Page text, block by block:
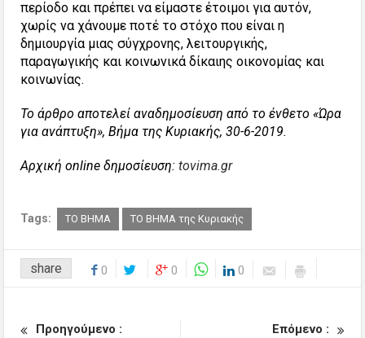
περίοδο και πρέπει να είμαστε έτοιμοι για αυτόν,
χωρίς να χάνουμε ποτέ το στόχο που είναι η
δημιουργία μιας σύγχρονης, λειτουργικής,
παραγωγικής και κοινωνικά δίκαιης οικονομίας και
κοινωνίας.
Το άρθρο αποτελεί αναδημοσίευση από το ένθετο «Ώρα
για ανάπτυξη», Βήμα της Κυριακής, 30-6-2019.
Αρχική online δημοσίευση: tovima.gr
Tags: ΤΟ ΒΗΜΑ ΤΟ ΒΗΜΑ της Κυριακής
share 0 0 0
Προηγούμενο :
Επόμενο :